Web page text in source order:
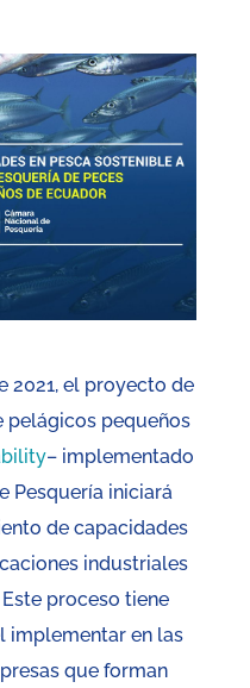
2021, el proyecto de
pelágicos pequeños
– implementado
Pesquería iniciará
de capacidades
industriales
proceso tiene
implementar en las
que forman